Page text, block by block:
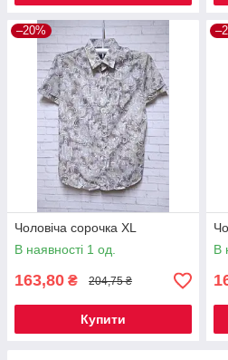
–20%
Чоловіча сорочка XL
В наявності 1 од.
163,80 ₴ 204,75 ₴
Купити
В